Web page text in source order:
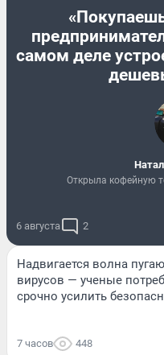
самом деле
Открыла кофейную
6 августа 2
Надвигается волна
вирусов — ученые
срочно усилить
7 часов 448